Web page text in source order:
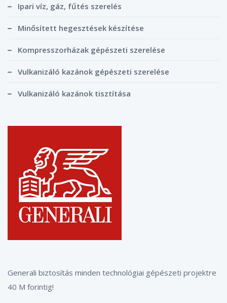
Ipari víz, gáz, fűtés szerelés
Minősített hegesztések készítése
Kompresszorházak gépészeti szerelése
Vulkanizáló kazánok gépészeti szerelése
Vulkanizáló kazánok tisztítása
Generali biztosítás minden technológiai gépészeti projektre
40 M forintig!